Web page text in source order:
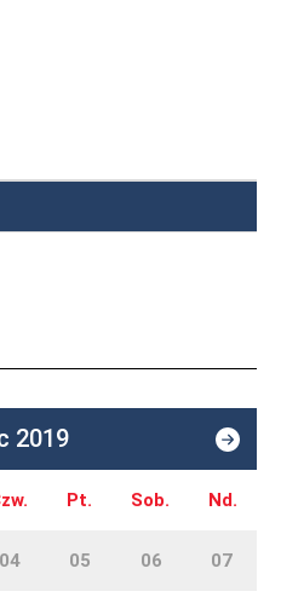
2019
Pt. Sob. Nd.
04 05 06 07